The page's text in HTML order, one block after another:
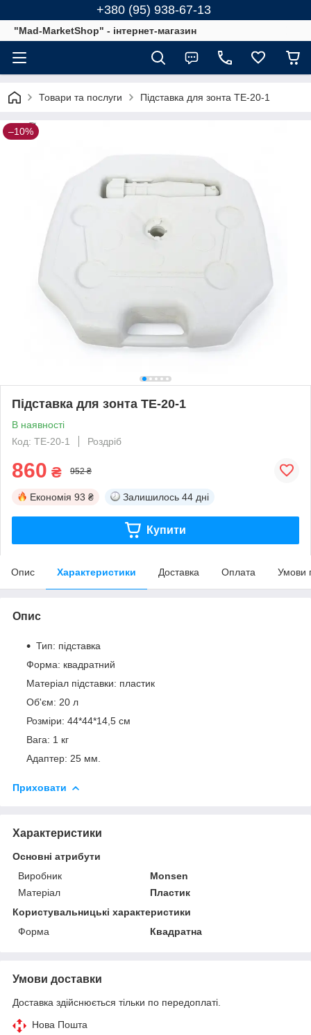
+380 (95) 938-67-13
"Mad-MarketShop" - інтернет-магазин
Товари та послуги Підставка для зонта TE-20-1
–10%
Підставка для зонта TE-20-1
В наявності
Код: TE-20-1
Роздріб
860 ₴ 952 ₴
Економія 93 ₴ Залишилось 44 дні
Купити
Опис Характеристики Доставка Оплата Умови
Опис
Тип: підставка
Форма: квадратний
Матеріал підставки: пластик
Об'єм: 20 л
Розміри: 44*44*14,5 см
Вага: 1 кг
Адаптер: 25 мм.
Приховати
Характеристики
Основні атрибути
Виробник
Monsen
Матеріал
Пластик
Користувальницькі характеристики
Форма
Квадратна
Умови доставки
Доставка здійснюється тільки по передоплаті.
Нова Пошта